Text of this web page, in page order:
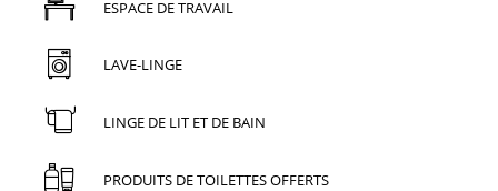
ESPACE DE TRAVAIL
LAVE-LINGE
LINGE DE LIT ET DE BAIN
PRODUITS DE TOILETTES OFFERTS